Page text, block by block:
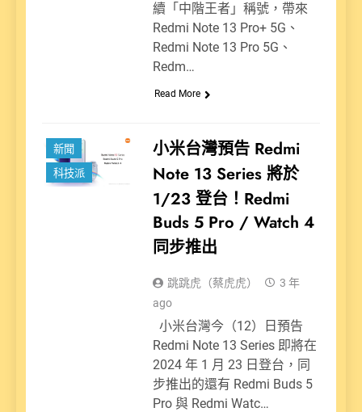
續「中階王者」稱號，帶來
Redmi Note 13 Pro+ 5G、
Redmi Note 13 Pro 5G、
Redm…
Read More
新聞
科技派
小米台灣預告 Redmi
Note 13 Series 將於
1/23 登台！Redmi
Buds 5 Pro / Watch 4
同步推出
跳跳虎（蔡虎虎）
3 年
ago
小米台灣今（12）日預告
Redmi Note 13 Series 即將在
2024 年 1 月 23 日登台，同
步推出的還有 Redmi Buds 5
Pro 與 Redmi Watc…